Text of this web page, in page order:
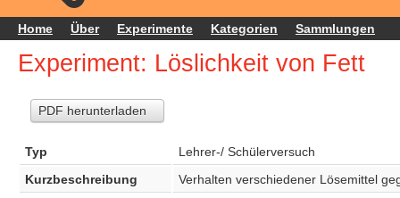
Home Über Experimente Kategorien Sammlungen
Experiment: Löslichkeit von Fett
PDF herunterladen
Typ
Lehrer-/ Schülerversuch
Kurzbeschreibung
Verhalten verschiedener Lösemittel